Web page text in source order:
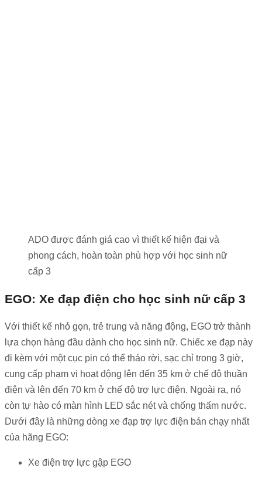
ADO được đánh giá cao vì thiết kế hiện đại và
phong cách, hoàn toàn phù hợp với học sinh nữ
cấp 3
EGO: Xe đạp điện cho học sinh nữ cấp 3
Với thiết kế nhỏ gọn, trẻ trung và năng động, EGO trở thành
lựa chọn hàng đầu dành cho học sinh nữ. Chiếc xe đạp này
đi kèm với một cục pin có thể tháo rời, sạc chỉ trong 3 giờ,
cung cấp phạm vi hoạt động lên đến 35 km ở chế độ thuần
điện và lên đến 70 km ở chế độ trợ lực điện. Ngoài ra, nó
còn tự hào có màn hình LED sắc nét và chống thấm nước.
Dưới đây là những dòng xe đạp trợ lực điện bán chạy nhất
của hãng EGO:
Xe điện trợ lực gập EGO